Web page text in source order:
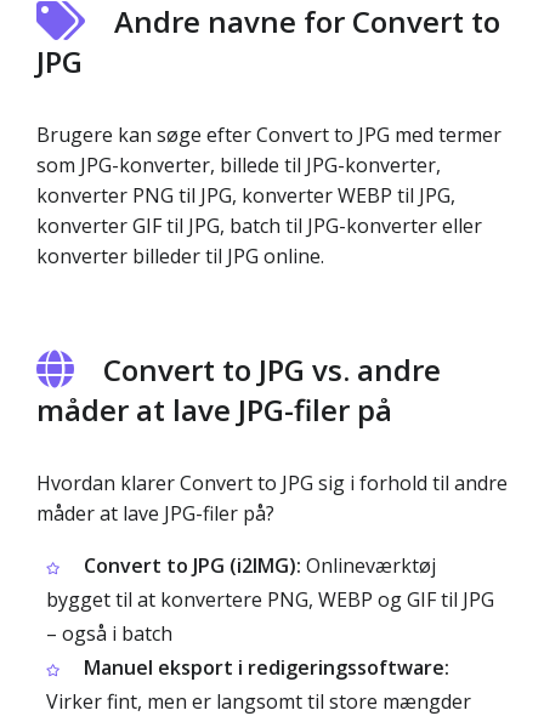
Andre navne for Convert to
JPG
Brugere kan søge efter Convert to JPG med termer
som JPG-konverter, billede til JPG-konverter,
konverter PNG til JPG, konverter WEBP til JPG,
konverter GIF til JPG, batch til JPG-konverter eller
konverter billeder til JPG online.
Convert to JPG vs. andre
måder at lave JPG-filer på
Hvordan klarer Convert to JPG sig i forhold til andre
måder at lave JPG-filer på?
Convert to JPG (i2IMG): Onlineværktøj
bygget til at konvertere PNG, WEBP og GIF til JPG
– også i batch
Manuel eksport i redigeringssoftware:
Virker fint, men er langsomt til store mængder